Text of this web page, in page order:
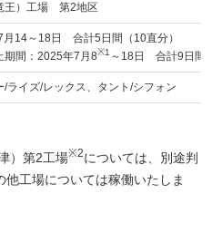
王）工場 第2地区
月14～18日 合計5日間（10直分）
期間：2025年7月8※1 ～18日 合計9日間
/ライズ/レックス、タント/シフォン
）第2工場※2については、別途判
工場については稼働いたしま